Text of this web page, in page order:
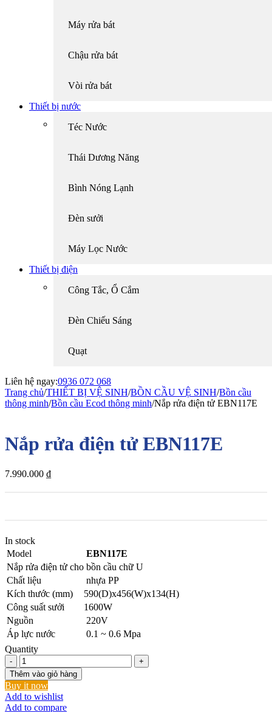
Máy rửa bát
Chậu rửa bát
Vòi rửa bát
Thiết bị nước
Téc Nước
Thái Dương Năng
Bình Nóng Lạnh
Đèn sưởi
Máy Lọc Nước
Thiết bị điện
Công Tắc, Ổ Cắm
Đèn Chiếu Sáng
Quạt
Liên hệ ngay:0936 072 068
Trang chủ/THIẾT BỊ VỆ SINH/BỒN CẦU VỆ SINH/Bồn cầu
thông minh/Bồn cầu Ecod thông minh/Nắp rửa điện tử EBN117E
Nắp rửa điện tử EBN117E
7.990.000 ₫
In stock
Model
EBN117E
Nắp rửa điện tử cho bồn cầu chữ U
Chất liệu
nhựa PP
Kích thước (mm)
590(D)x456(W)x134(H)
Công suất sưởi
1600W
Nguồn
220V
Áp lực nước
0.1 ~ 0.6 Mpa
Quantity
Nắp
rửa
điện
tử
EBN117E
Thêm vào giỏ hàng
Buy it now
Add to wishlist
Add to compare